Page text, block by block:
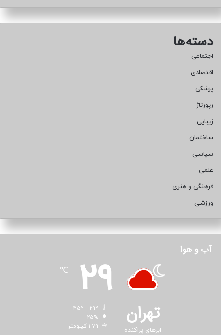
دسته‌ها
اجتماعی
اقتصادی
پزشکی
رپورتاژ
زیبایی
ساختمان
سیاسی
علمی
فرهنگی و هنری
ورزشی
آب و هوا
تهران
ابرهای پراکنده
29
℃
25%
1.79 کیلومتر